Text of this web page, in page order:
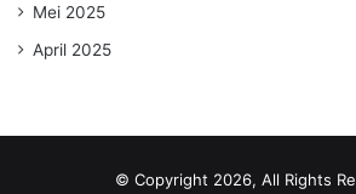
Mei 2025
April 2025
© Copyright 2026, All Rights